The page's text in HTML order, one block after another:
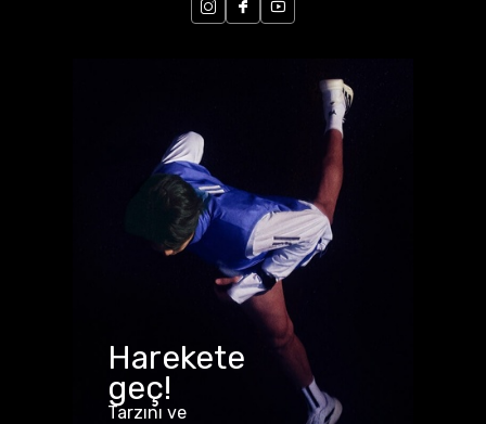
Harekete
geç!
Tarzını ve